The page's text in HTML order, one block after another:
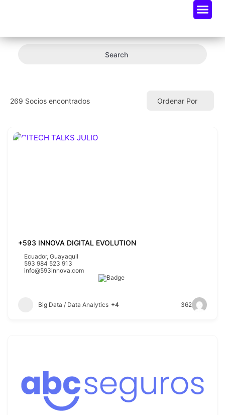
Search
269 Socios encontrados Ordenar Por
+593 INNOVA DIGITAL EVOLUTION
Ecuador, Guayaquil
593 984 523 913
info@593innova.com
Big Data / Data Analytics +4 362